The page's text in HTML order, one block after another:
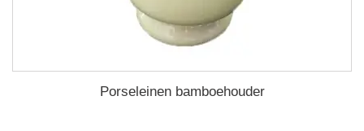
Porseleinen bamboehouder